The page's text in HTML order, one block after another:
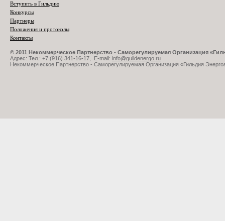
Вступить в Гильдию
Конкурсы
Партнеры
Положения и протоколы
Контакты
© 2011 Некоммерческое Партнерство - Саморегулируемая Организация
Адрес: Тел.: +7 (916) 341-16-17, E-mail: info@guildenergo.ru
Некоммерческое Партнерство - Саморегулируемая Организация «Гильдия